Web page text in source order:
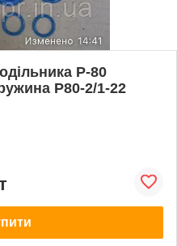
Р-80
Р80-2/1-22